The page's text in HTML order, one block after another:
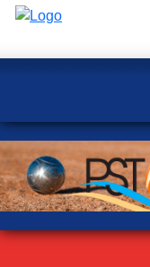
Panneau de gestion